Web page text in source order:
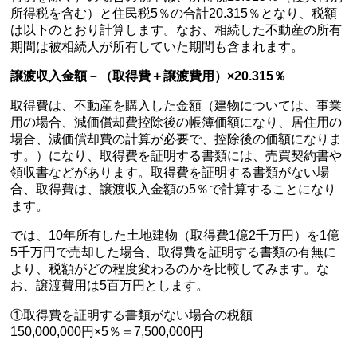
所得税を含む）と住民税5％の合計20.315％となり、税額
は以下のとおり計算します。なお、相続した不動産の所有
期間は被相続人が所有していた期間も含まれます。
譲渡収入金額－（取得費＋譲渡費用）×20.315％
取得費は、不動産を購入した金額（建物については、事業
用の場合、減価償却費控除後の帳簿価額になり、居住用の
場合、減価償却費の計算が必要で、控除後の価額になりま
す。）になり、取得費を証明する書類には、売買契約書や
領収書などがあります。取得費を証明する書類がない場
合、取得費は、譲渡収入金額の5％で計算することになり
ます。
では、10年所有した土地建物（取得費1億2千万円）を1億
5千万円で売却した場合、取得費を証明する書類の有無に
より、税額がどの程度変わるのかを比較してみます。な
お、譲渡費用は5百万円とします。
①取得費を証明する書類がない場合の税額
150,000,000円×5％＝7,500,000円